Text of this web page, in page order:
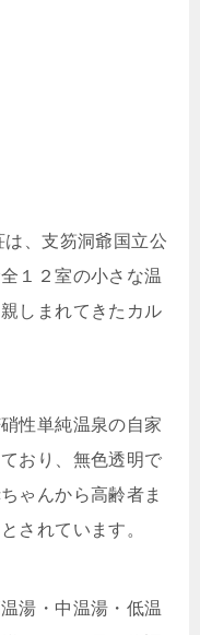
、支笏洞爺国立公
１２室の小さな温
しまれてきたカル
性単純温泉の自家
おり、無色透明で
ゃんから高齢者ま
されています。
湯・中温湯・低温